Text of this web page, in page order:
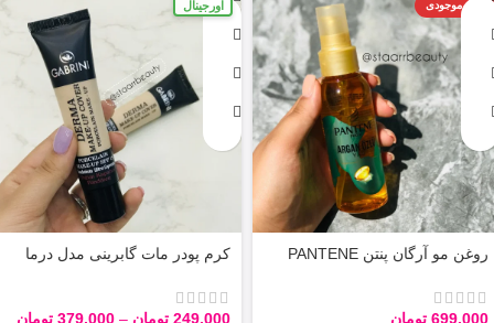
اتمام موجودی
روغن مو آرگان پنتن PANTENE
699.000 تومان
اورجینال
کرم پودر مات گابرینی مدل درما
249.000 تومان –
379.000 تومان